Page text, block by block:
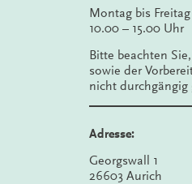
Montag bis Freitag
10.00 – 15.00 Uhr
Bitte beachten
sowie der
nicht durchgängig
Adresse:
Georgswall 1
26603 Aurich